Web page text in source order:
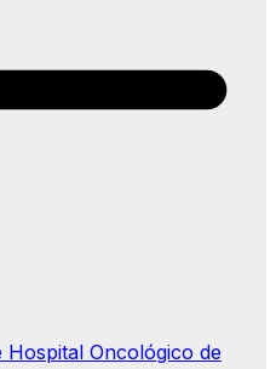
Oncológico de